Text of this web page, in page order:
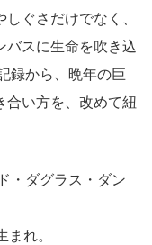
ぐさだけでなく、
バスに生命を吹き込
録から、晩年の巨
合い方を、改めて紐
・ダグラス・ダン
れ。